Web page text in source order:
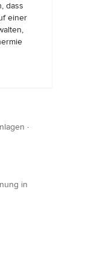
dass
einer
·
in